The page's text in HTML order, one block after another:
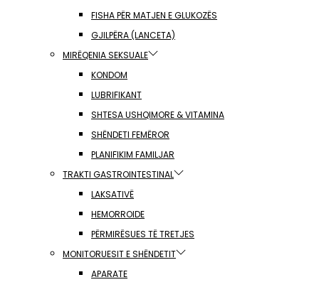
FISHA PËR MATJEN E GLUKOZËS
GJILPËRA (LANCETA)
MIRËQENIA SEKSUALE
KONDOM
LUBRIFIKANT
SHTESA USHQIMORE & VITAMINA
SHËNDETI FEMËROR
PLANIFIKIM FAMILJAR
TRAKTI GASTROINTESTINAL
LAKSATIVË
HEMORROIDE
PËRMIRËSUES TË TRETJES
MONITORUESIT E SHËNDETIT
APARATE